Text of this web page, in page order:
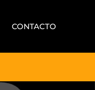
CONTACTO